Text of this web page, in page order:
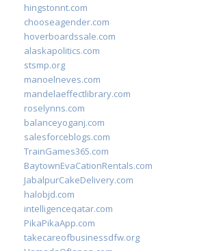
hingstonnt.com
chooseagender.com
hoverboardssale.com
alaskapolitics.com
stsmp.org
manoelneves.com
mandelaeffectlibrary.com
roselynns.com
balanceyoganj.com
salesforceblogs.com
TrainGames365.com
BaytownEvaCationRentals.com
JabalpurCakeDelivery.com
halobjd.com
intelligenceqatar.com
PikaPikaApp.com
takecareofbusinessdfw.org